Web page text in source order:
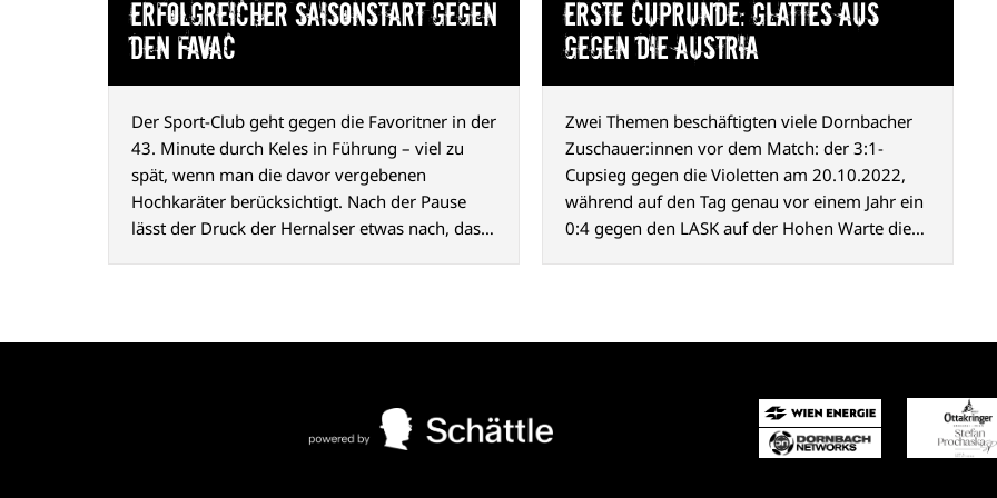
Erfolgreicher Saisonstart gegen
den FavAC
Der Sport-Club geht gegen die Favoritner in der
43. Minute durch Keles in Führung – viel zu
spät, wenn man die davor vergebenen
Hochkaräter berücksichtigt. Nach der Pause
lässt der Druck der Hernalser etwas nach, das
Erste Cuprunde: Glattes Aus
gegen die Austria
Zwei Themen beschäftigten viele Dornbacher
Zuschauer:innen vor dem Match: der 3:1-
Cupsieg gegen die Violetten am 20.10.2022,
während auf den Tag genau vor einem Jahr ein
0:4 gegen den LASK auf der Hohen Warte die